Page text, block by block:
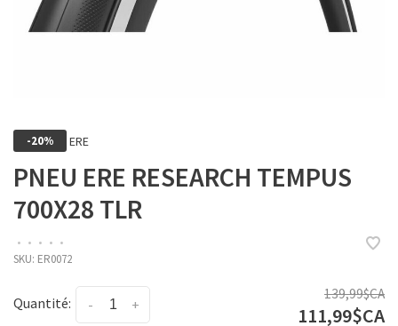
-20% ERE
PNEU ERE RESEARCH TEMPUS
700X28 TLR
• • • • •
SKU: ER0072
Quantité: +
-
139,99$CA
111,99$CA